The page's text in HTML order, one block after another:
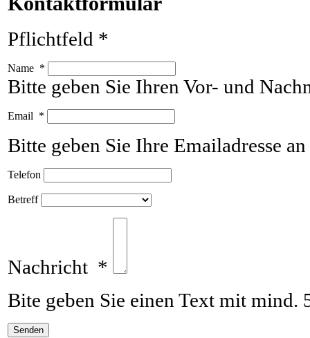
Pflichtfeld *
Name *
Bitte geben Sie Ihren Vor- und
Email *
Bitte geben Sie Ihre Emailadresse an
Telefon
Betreff
Nachricht *
Bite geben Sie einen Text mit mind.